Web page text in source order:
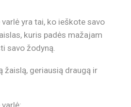
yra tai, ko ieškote savo
kuris padės mažajam
savo žodyną.
žaislą, geriausią draugą ir